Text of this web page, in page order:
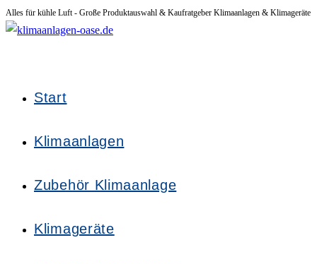
Zum
Inhalt
Alles für kühle Luft - Große Produktauswahl & Kaufratgeber Klimaanlagen & Klimageräte
Start
Klimaanlagen
Zubehör Klimaanlage
Klimageräte